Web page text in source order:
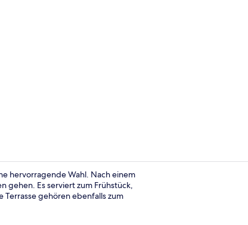
hervorragende Wahl. Nach einem
gehen. Es serviert zum Frühstück,
Terrasse gehören ebenfalls zum